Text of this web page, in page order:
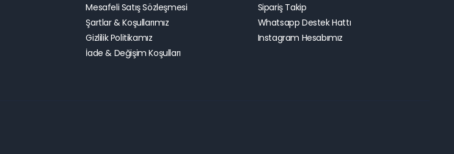
Mesafeli Satış Sözleşmesi
Şartlar & Koşullarımız
Gizlilik Politikamız
İade & Değişim Koşulları
Sipariş Takip
Whatsapp Destek Hattı
Instagram Hesabımız